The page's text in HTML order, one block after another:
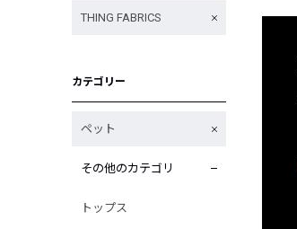
THING FABRICS
カテゴリー
ペット
その他のカテゴリ
トップス